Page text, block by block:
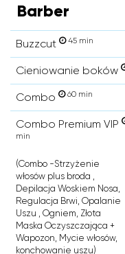
Barber
Buzzcut 45 min
Cieniowanie boków
Combo 60 min
Combo Premium VIP
min
(Combo -Strzyżenie
włosów plus broda ,
Depilacja Woskiem Nosa,
Regulacja Brwi, Opalanie
Uszu , Ogniem, Złota
Maska Oczyszczająca +
Wapozon, Mycie włosów,
konchowanie uszu)